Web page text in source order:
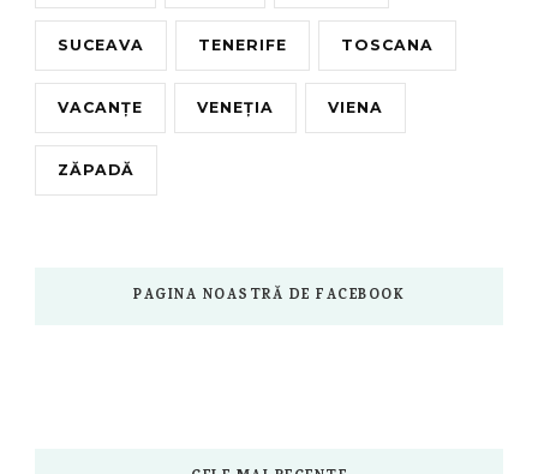
SUCEAVA TENERIFE TOSCANA
VACANȚE VENEȚIA VIENA
ZĂPADĂ
PAGINA NOASTRĂ DE FACEBOOK